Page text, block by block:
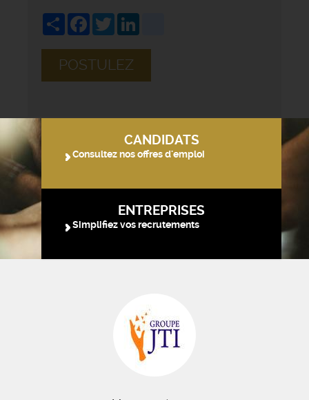
ShareFacebook
Twitter
POSTULEZ
CANDIDATS
Consultez nos offres d'emploi
ENTREPRISES
Simplifiez vos recrutements